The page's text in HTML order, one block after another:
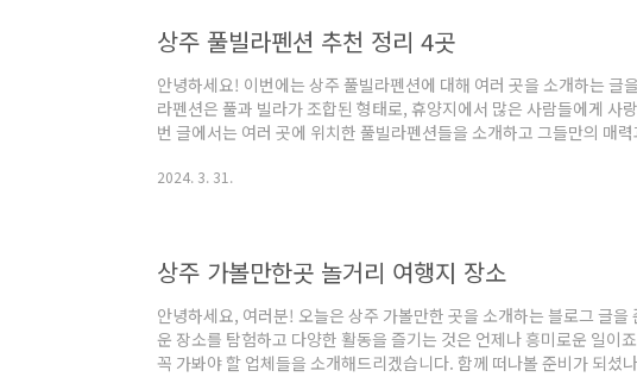
상주 풀빌라펜션 추천 정리 4곳
안녕하세요! 이번에는 상주 풀빌라펜션에 대해 여러 곳을 소개하는 글
라펜션은 풀과 빌라가 조합된 형태로, 휴양지에서 많은 사람들에게 사
번 글에서는 여러 곳에 위치한 풀빌라펜션들을 소개하고 그들만의 매
랑키즈풀빌라 소개 주소 : 경북 상주시 화북면 문장로 1524-1 펜션 [입
2024. 3. 31.
상주 가볼만한곳 놀거리 여행지 장소
안녕하세요, 여러분! 오늘은 상주 가볼만한 곳을 소개하는 블로그 글을
운 장소를 탐험하고 다양한 활동을 즐기는 것은 언제나 흥미로운 일이
꼭 가봐야 할 업체들을 소개해드리겠습니다. 함께 떠나볼 준비가 되셨